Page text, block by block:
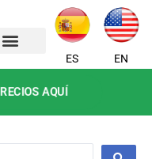
ES
EN
AQUÍ